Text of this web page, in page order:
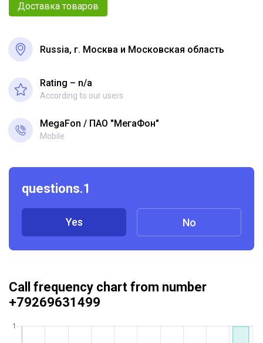
Доставка товаров
Russia, г. Москва и Московская область
Rating – n/a
According to our users
MegaFon ПАО "МегаФон"
Mobile
questions.1
Yes No
Call frequency chart from number
+79269631499